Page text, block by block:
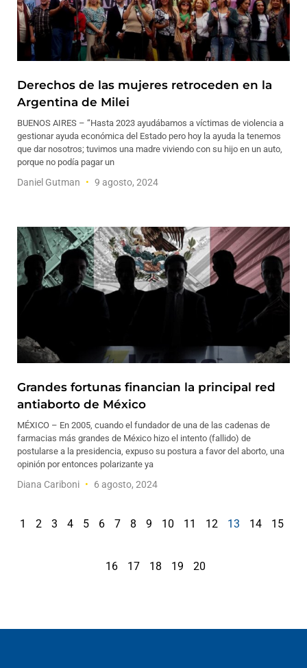
Derechos de las mujeres retroceden en la
Argentina de Milei
BUENOS AIRES – “Hasta 2023 ayudábamos a víctimas de violencia a
gestionar ayuda económica del Estado pero hoy la ayuda la tenemos
que dar nosotros; tuvimos una madre viviendo con su hijo en un auto,
porque no podía pagar un
Daniel Gutman 9 agosto, 2024
Grandes fortunas financian la principal red
antiaborto de México
MÉXICO – En 2005, cuando el fundador de una de las cadenas de
farmacias más grandes de México hizo el intento (fallido) de
postularse a la presidencia, expuso su postura a favor del aborto, una
opinión por entonces polarizante ya
Diana Cariboni 6 agosto, 2024
1 2 3 4 5 6 7 8 9 10 11 12 13 14 15
16 17 18 19 20